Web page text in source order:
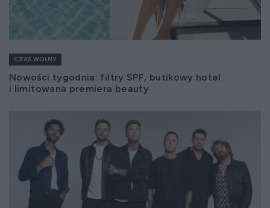
CZAS WOLNY
Nowości tygodnia: filtry SPF, butikowy hotel
i limitowana premiera beauty